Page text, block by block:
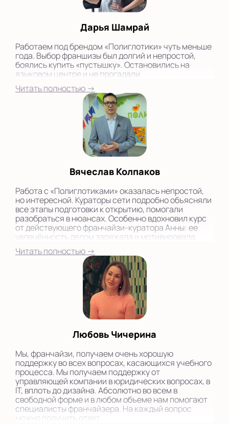
Дарья Шамрай
Работаем под брендом «Полиглотики» чуть меньше
года. Выбор франшизы был долгий и непростой,
боялись купить «пустышку». Остановились на
языковом центре и не прогадали.
Читать полностью →
Вячеслав Колпаков
Работа с «Полиглотиками» оказалась непростой,
но интересной. Кураторы сети подробно объясняли
все этапы подготовки к открытию, помогали
разобраться в нюансах. Особенно вдохновил курс
от действующего франчайзи-куратора Анны: ее
увлечённость делом заряжала и мотивировала.
Читать полностью →
Любовь Чичерина
Мы, франчайзи, получаем очень хорошую
поддержку во всех вопросах, касающихся учебного
процесса. Мы получаем поддержку от
управляющей компании в юридических вопросах, в
IT, вплоть до дизайна. Абсолютно во всем в
свободной форме и в любом объеме нам помогают
специалисты франчайзера. На каждый вопрос
можно получить ответ.